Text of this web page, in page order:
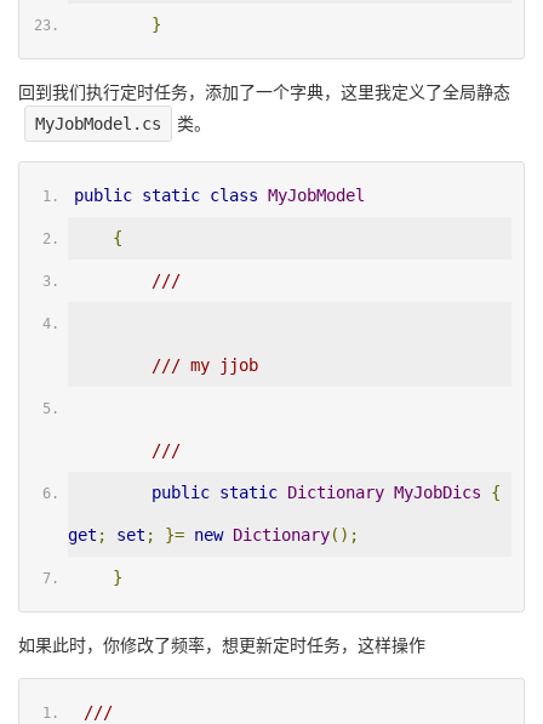
}
回到我们执行定时任务，添加了一个字典，这里我定义了全局静态
MyJobModel.cs
类。
public static class MyJobModel
{
///
/// my jjob
///
public static Dictionary MyJobDics {
get ; set ; }= new Dictionary();
}
如果此时，你修改了频率，想更新定时任务，这样操作
///